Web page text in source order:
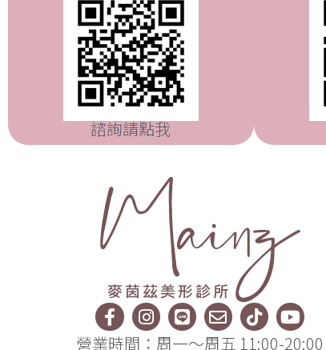
諮詢請點我
營業時間：周一～周五 11:00-20:00